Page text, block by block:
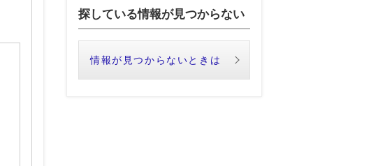
探している情報が見つからない
情報が見つからないときは